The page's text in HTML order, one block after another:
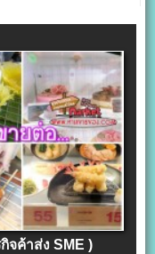
จค้าส่ง SME )